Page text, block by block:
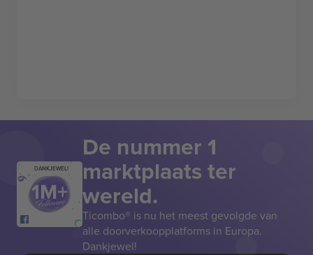
DANKJEWEL!
De nummer 1
marktplaats ter
wereld.
Ticombo® is nu het meest gevolgde van
alle doorverkoopplatforms in Europa.
Dankjewel!